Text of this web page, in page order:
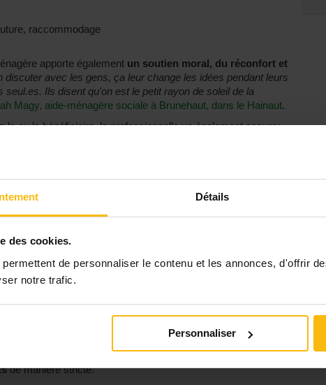
Détails
des cookies.
de personnaliser le contenu et les annonces, d'offrir
notre trafic.
Personnaliser
raccommodage
apporte également un soutien moral, du réconfort et
discuter avec les gens, ça leur change les idées pendant leurs
Ils disent qu’on est le petit rayon de soleil de la
Magy, aide-ménagère sociale à Brunehaut, dans le Hainaut.
le ou la bénéficiaire, la professionnelle va également assurer
à développer pour exercer ce
pour exercer le métier d’aide ménagère sociale :
adéquatesd’entretien des locaux et du linge
d’hygiène, d’ergonomie et d’écologie ;
d’observation et d’analyse;
et communiquer avec un.e responsable hiérarchique ;
de manière stricte.